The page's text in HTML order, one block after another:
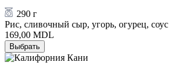
290 г
Рис, сливочный сыр, угорь, огурец,
169,00 MDL
Выбрать